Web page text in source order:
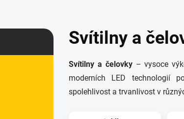
Svítilny a
Svítilny a čelovky– vysoce
moderních LED technologií
spolehlivost a trvanlivost v